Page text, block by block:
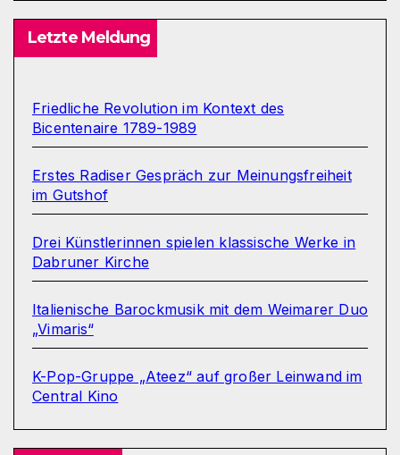
Letzte Meldung
Friedliche Revolution im Kontext des
Bicentenaire 1789-1989
Erstes Radiser Gespräch zur Meinungsfreiheit
im Gutshof
Drei Künstlerinnen spielen klassische Werke in
Dabruner Kirche
Italienische Barockmusik mit dem Weimarer Duo
„Vimaris“
K-Pop-Gruppe „Ateez“ auf großer Leinwand im
Central Kino